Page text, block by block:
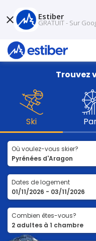
Trouvez
Ski
Où voulez-vous skier?
Dates de logement
Combien êtes-vous?
Estiber
GRATUIT - Sur